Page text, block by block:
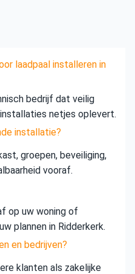
laadpaal installeren in
bedrijf dat veilig
netjes oplevert.
installatie?
groepen, beveiliging,
vooraf.
op uw woning of
plannen in Ridderkerk.
en bedrijven?
klanten als zakelijke